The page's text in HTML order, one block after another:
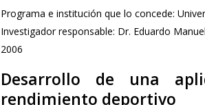
Programa e institución que lo concede:
Investigador responsable: Dr. Eduardo
2006
Desarrollo de una
rendimiento deportivo